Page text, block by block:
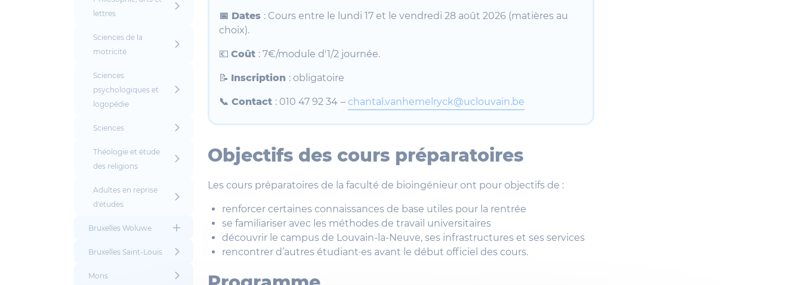
lettres
Sciences de la
motricité
Sciences
psychologiques et
logopédie
Sciences
Théologie et étude
des religions
Adultes en reprise
d'études
Bruxelles Woluwe
Bruxelles Saint-Louis
Mons
📅 Dates : Cours entre le lundi 17 et le vendredi 28 août 2026 (matières au
choix).
💶 Coût : 7€/module d'1/2 journée.
📝 Inscription : obligatoire
📞 Contact : 010 47 92 34 – chantal.vanhemelryck@uclouvain.be
Objectifs des cours préparatoires
Les cours préparatoires de la faculté de bioingénieur ont pour objectifs de :
renforcer certaines connaissances de base utiles pour la rentrée
se familiariser avec les méthodes de travail universitaires
découvrir le campus de Louvain-la-Neuve, ses infrastructures et ses services
rencontrer d’autres étudiant·es avant le début officiel des cours.